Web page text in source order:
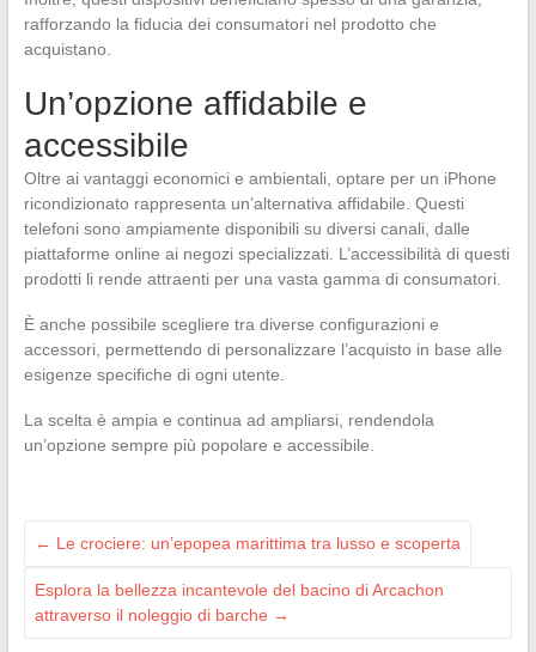
rafforzando la fiducia dei consumatori nel prodotto che
acquistano.
Un’opzione affidabile e
accessibile
Oltre ai vantaggi economici e ambientali, optare per un iPhone
ricondizionato rappresenta un’alternativa affidabile. Questi
telefoni sono ampiamente disponibili su diversi canali, dalle
piattaforme online ai negozi specializzati. L’accessibilità di questi
prodotti li rende attraenti per una vasta gamma di consumatori.
È anche possibile scegliere tra diverse configurazioni e
accessori, permettendo di personalizzare l’acquisto in base alle
esigenze specifiche di ogni utente.
La scelta è ampia e continua ad ampliarsi, rendendola
un’opzione sempre più popolare e accessibile.
← Le crociere: un’epopea marittima tra lusso e scoperta
Esplora la bellezza incantevole del bacino di Arcachon
attraverso il noleggio di barche →